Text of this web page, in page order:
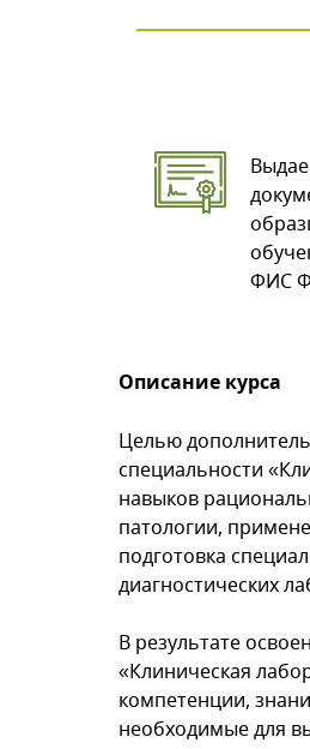
ФИС
Описание курса
Целью
специальности
навыков
патологии,
подготовка
диагностических
В результате
«Клиническая
компетенции,
необходимые для